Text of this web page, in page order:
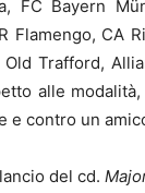
FC Bayern
Flamengo, CA
Trafford,
alle
e contro un
del cd.